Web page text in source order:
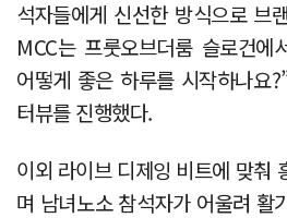
석자들에게 신선한 방식으로 브
MCC는 프룻오브더룸 슬로건
어떻게 좋은 하루를 시작하나요
터뷰를 진행했다.
이외 라이브 디제잉 비트에 맞춰
며 남녀노소 참석자가 어울려 활